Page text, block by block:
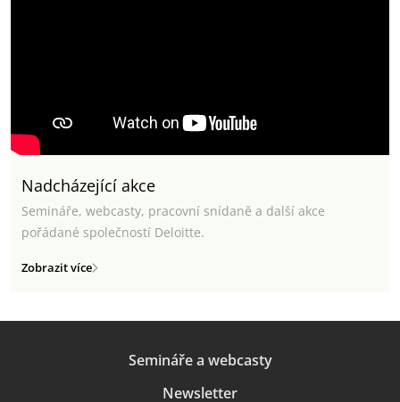
Nadcházející akce
Semináře, webcasty, pracovní snídaně a další akce
pořádané společností Deloitte.
Zobrazit více
Semináře a webcasty
Newsletter